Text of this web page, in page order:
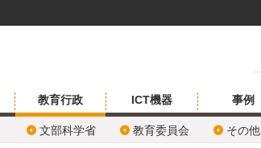
教育行政
文部科学省 教育委員会 その他
ICT機器 事例